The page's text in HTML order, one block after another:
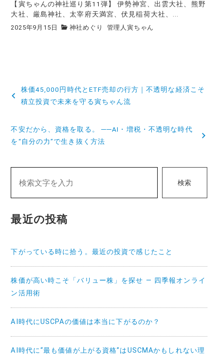
【寅ちゃんの神社巡り第11弾】 伊勢神宮、出雲大社、熊野
大社、厳島神社、太宰府天満宮、伏見稲荷大社、...
2025年9月15日 神社めぐり 管理人寅ちゃん
稿
ビ
ン
株価45,000円時代とETF売却の行方｜不透明な経済こそ
積立投資で未来を守る寅ちゃん流
不安だから、資格を取る。 ──AI・増税・不透明な時代
を“自分の力”で生き抜く方法
検索
最近の投稿
下がっている時に拾う。最近の投資で感じたこと
株価が高い時こそ「バリュー株」を探せ — 四季報オンライ
ン活用術
AI時代にUSCPAの価値は本当に下がるのか？
AI時代に“最も価値が上がる資格”はUSCMAかもしれない理